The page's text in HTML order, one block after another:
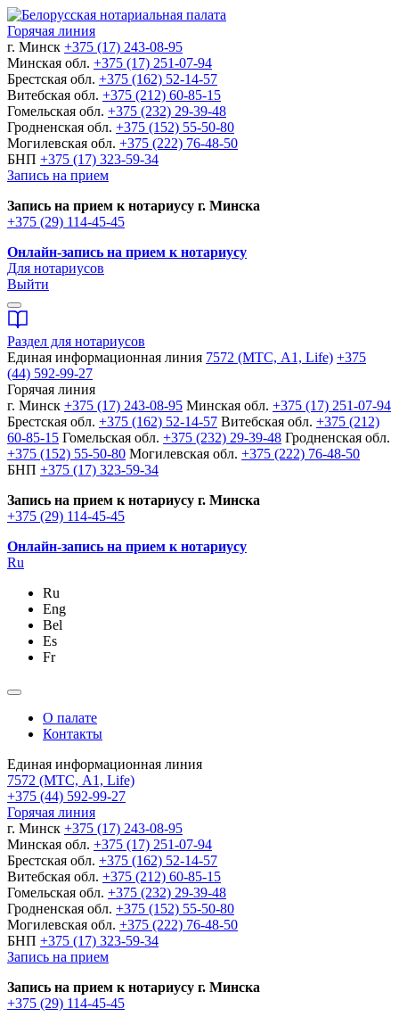
Горячая линия
г. Минск +375 (17) 243-08-95
Минская обл. +375 (17) 251-07-94
Брестская обл. +375 (162) 52-14-57
Витебская обл. +375 (212) 60-85-15
Гомельская обл. +375 (232) 29-39-48
Гродненская обл. +375 (152) 55-50-80
Могилевская обл. +375 (222) 76-48-50
БНП +375 (17) 323-59-34
Запись на прием
Запись на прием к нотариусу г. Минска
+375 (29) 114-45-45
Онлайн-запись на прием к нотариусу
Для нотариусов
Выйти
Раздел для нотариусов
Единая информационная линия 7572 (МТС, A1, Life) +375
(44) 592-99-27
Горячая линия
г. Минск +375 (17) 243-08-95 Минская обл. +375 (17) 251-07-94
Брестская обл. +375 (162) 52-14-57 Витебская обл. +375 (212)
60-85-15 Гомельская обл. +375 (232) 29-39-48 Гродненская обл.
+375 (152) 55-50-80 Могилевская обл. +375 (222) 76-48-50
БНП +375 (17) 323-59-34
Запись на прием к нотариусу г. Минска
+375 (29) 114-45-45
Онлайн-запись на прием к нотариусу
Ru
Ru
Eng
Bel
Es
Fr
О палате
Контакты
Единая информационная линия
7572 (МТС, A1, Life)
+375 (44) 592-99-27
Горячая линия
г. Минск +375 (17) 243-08-95
Минская обл. +375 (17) 251-07-94
Брестская обл. +375 (162) 52-14-57
Витебская обл. +375 (212) 60-85-15
Гомельская обл. +375 (232) 29-39-48
Гродненская обл. +375 (152) 55-50-80
Могилевская обл. +375 (222) 76-48-50
БНП +375 (17) 323-59-34
Запись на прием
Запись на прием к нотариусу г. Минска
+375 (29) 114-45-45